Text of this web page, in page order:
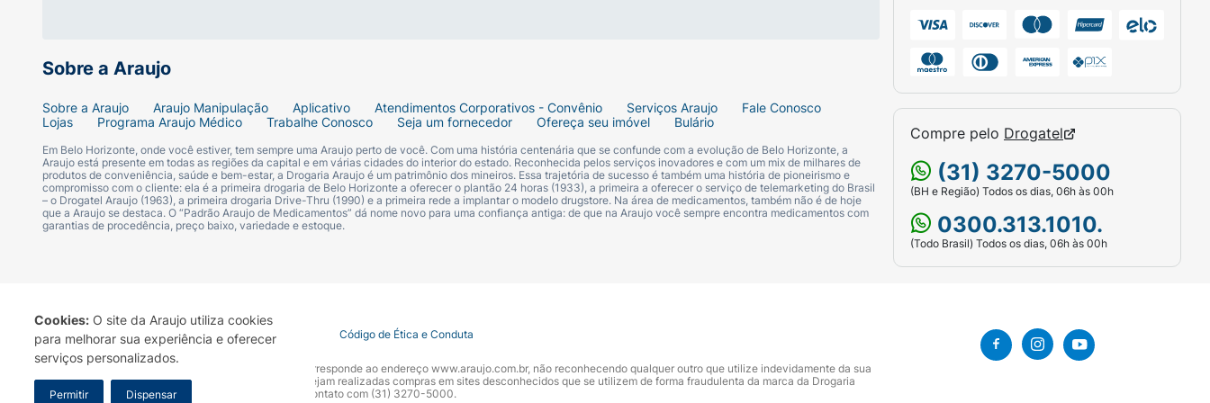
Cookies: O site da Araujo utiliza cookies
para melhorar sua experiência e oferecer
serviços personalizados.
Permitir Dispensar
Indicação: Uso diário, pós-escovação.
Complete sua rotina de escovação com a proteção e o sabor único do Enxaguante Super.
Sobre a Araujo
Sobre a Araujo Araujo Manipulação Aplicativo Atendimentos Corporativos - Convênio Serviços Araujo
Fale Conosco
Lojas
Programa Araujo Médico Trabalhe Conosco Seja um fornecedor Ofereça seu imóvel Bulário
Em Belo Horizonte, onde você estiver, tem sempre uma Araujo perto de você. Com uma história centenária que se confunde com a evolução de Belo Horizonte, a
Araujo está presente em todas as regiões da capital e em várias cidades do interior do estado. Reconhecida pelos serviços inovadores e com um mix de milhares de
produtos de conveniência, saúde e bem-estar, a Drogaria Araujo é um patrimônio dos mineiros. Essa trajetória de sucesso é também uma história de pioneirismo e
compromisso com o cliente: ela é a primeira drogaria de Belo Horizonte a oferecer o plantão 24 horas (1933), a primeira a oferecer o serviço de telemarketing do Brasil
– o Drogatel Araujo (1963), a primeira drogaria Drive-Thru (1990) e a primeira rede a implantar o modelo drugstore. Na área de medicamentos, também não é de hoje
que a Araujo se destaca. O “Padrão Araujo de Medicamentos” dá nome novo para uma confiança antiga: de que na Araujo você sempre encontra medicamentos com
garantias de procedência, preço baixo, variedade e estoque.
Compre pelo Drogatel
(31) 3270-5000
(BH e Região) Todos os dias, 06h às 00h
0300.313.1010.
(Todo Brasil) Todos os dias, 06h às 00h
Termo de Uso Portal da Privacidade Covid-19 Código de Ética e Conduta
A Drogaria Araujo S/A informa que o seu site oficial corresponde ao endereço www.araujo.com.br, não reconhecendo qualquer outro que utilize indevidamente da sua
marca. Para sua segurança recomendamos que não sejam realizadas compras em sites desconhecidos que se utilizem de forma fraudulenta da marca da Drogaria
Araujo S.A. Em caso de dúvidas, gentileza entrar em contato com (31) 3270-5000.